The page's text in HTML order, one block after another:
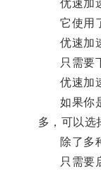
优速加速
它使用了
优速加速
只需要下
优速加速
如果你是
多，可以选
除了多种
只需要启